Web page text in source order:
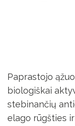
Paprastojo
biologiškai
stebinančių
elago rūgšties